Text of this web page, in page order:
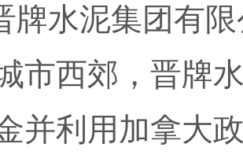
牌水泥集团有
市西郊，晋牌
并利用加拿大